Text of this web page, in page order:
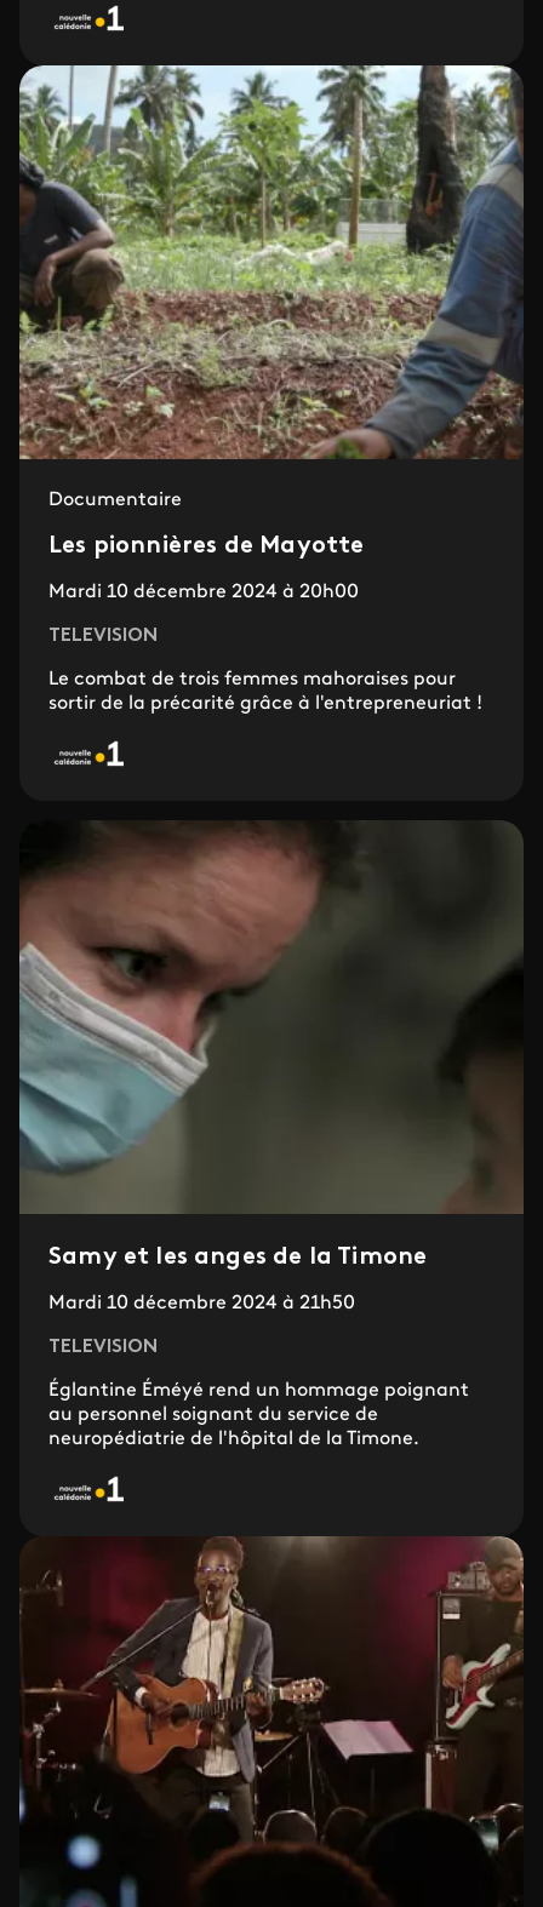
Documentaire
Les pionnières de Mayotte
Mardi 10 décembre 2024 à 20h00
TELEVISION
Le combat de trois femmes mahoraises pour
sortir de la précarité grâce à l'entrepreneuriat !
Samy et les anges de la Timone
Mardi 10 décembre 2024 à 21h50
TELEVISION
Églantine Éméyé rend un hommage poignant
au personnel soignant du service de
neuropédiatrie de l'hôpital de la Timone.